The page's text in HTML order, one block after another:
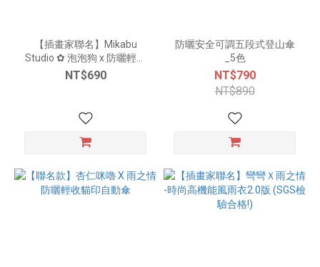
【插畫家聯名】Mikabu
Studio ✿ 泡泡狗 x 防曬輕棉
花羽毛傘_3色
NT$690
防曬安全可調五段式登山傘
_5色
NT$790
NT$890